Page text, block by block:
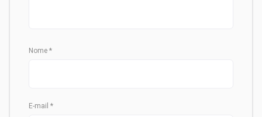
Nome *
E-mail *